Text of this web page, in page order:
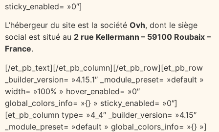
sticky_enabled= »0″]
L’hébergeur du site est la société Ovh, dont le siège
social est situé au 2 rue Kellermann – 59100 Roubaix –
France.
[/et_pb_text][/et_pb_column][/et_pb_row][et_pb_row
_builder_version= »4.15.1″ _module_preset= »default »
width= »100% » hover_enabled= »0″
global_colors_info= »{} » sticky_enabled= »0″]
[et_pb_column type= »4_4″ _builder_version= »4.15″
_module_preset= »default » global_colors_info= »{} »]